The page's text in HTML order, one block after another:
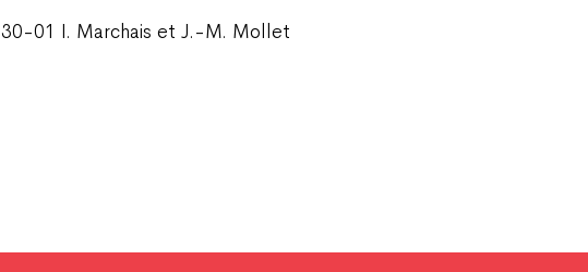
30-01 I. Marchais et J.-M. Mollet